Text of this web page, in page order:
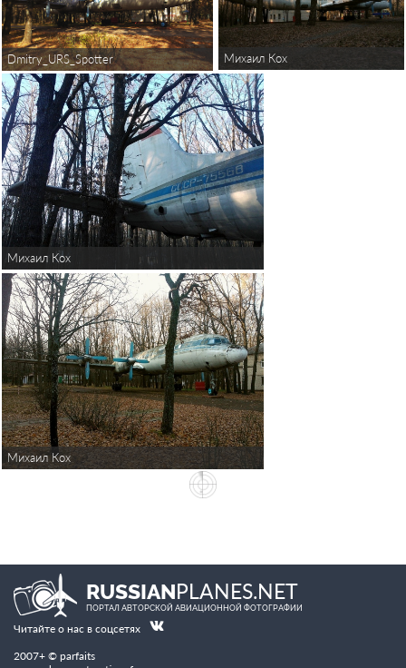
Dmitry_URS_Spotter Михаил Кох
Михаил Кох
Михаил Кох
RUSSIANPLANES.NET
ПОРТАЛ АВТОРСКОЙ АВИАЦИОННОЙ ФОТОГРАФИИ
Читайте о нас в соцсетях
2007+ © parfaits